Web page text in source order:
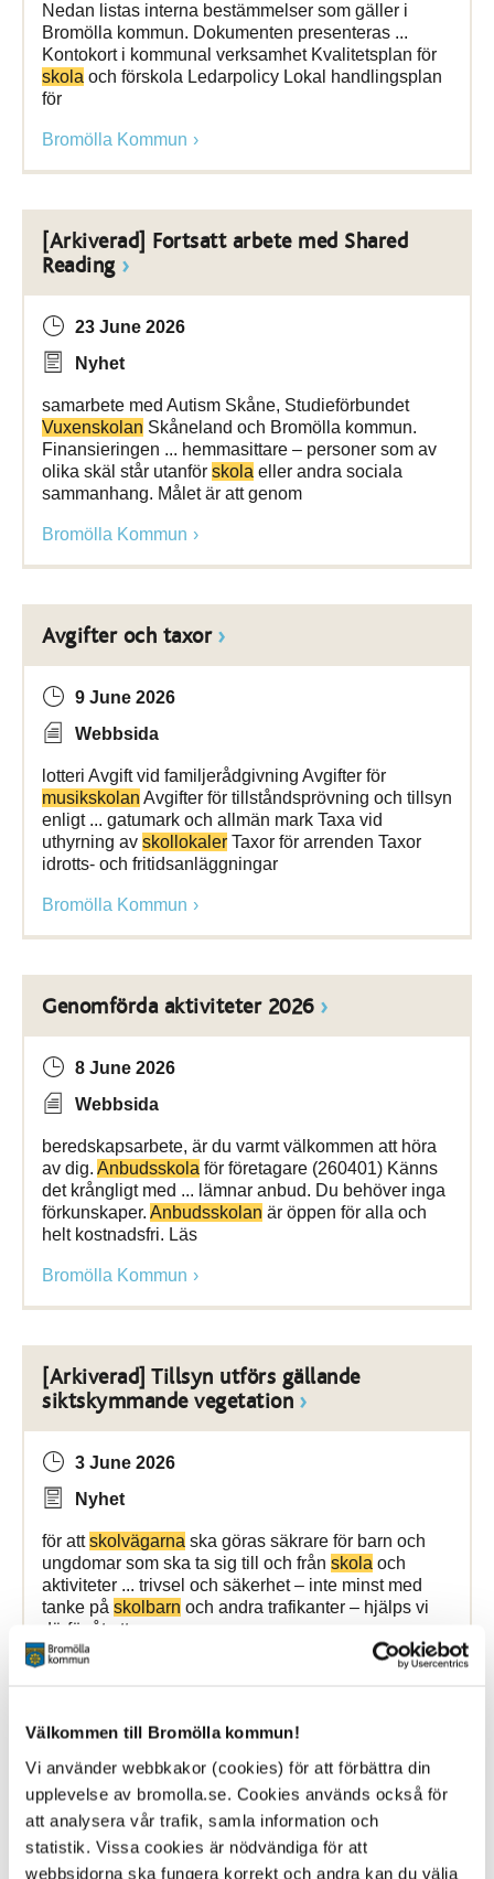
Välkommen till Bromölla kommun!
Vi använder webbkakor (cookies) för att förbättra din
upplevelse av bromolla.se. Cookies används också för
att analysera vår trafik, samla information och
statistik. Vissa cookies är nödvändiga för att
webbsidorna ska fungera korrekt och andra kan du välja
Nedan listas interna bestämmelser som gäller i
Bromölla kommun. Dokumenten presenteras ...
Kontokort i kommunal verksamhet Kvalitetsplan för
skola och förskola Ledarpolicy Lokal handlingsplan
för
Bromölla Kommun
[Arkiverad] Fortsatt arbete med Shared
Reading
23 June 2026
Nyhet
samarbete med Autism Skåne, Studieförbundet
Vuxenskolan Skåneland och Bromölla kommun.
Finansieringen ... hemmasittare – personer som av
olika skäl står utanför skola eller andra sociala
sammanhang. Målet är att genom
Bromölla Kommun
Avgifter och taxor
9 June 2026
Webbsida
lotteri Avgift vid familjerådgivning Avgifter för
musikskolan Avgifter för tillståndsprövning och tillsyn
enligt ... gatumark och allmän mark Taxa vid
uthyrning av skollokaler Taxor för arrenden Taxor
idrotts- och fritidsanläggningar
Bromölla Kommun
Genomförda aktiviteter 2026
8 June 2026
Webbsida
beredskapsarbete, är du varmt välkommen att höra
av dig. Anbudsskola för företagare (260401) Känns
det krångligt med ... lämnar anbud. Du behöver inga
förkunskaper. Anbudsskolan är öppen för alla och
helt kostnadsfri. Läs
Bromölla Kommun
[Arkiverad] Tillsyn utförs gällande
siktskymmande vegetation
3 June 2026
Nyhet
för attskolvägarna ska göras säkrare för barn och
ungdomar som ska ta sig till och från skola och
aktiviteter ... trivsel och säkerhet – inte minst med
tanke på skolbarn och andra trafikanter – hjälps vi
därför åt att
Bromölla Kommun
[Arkiverad] Vägarbete på Folkets Husgatan
3 June 2026